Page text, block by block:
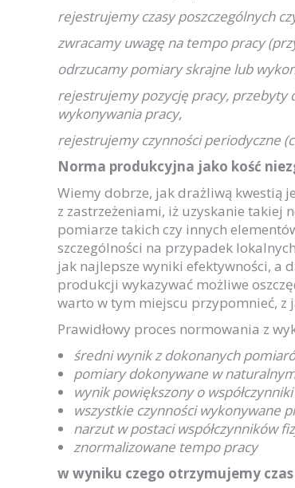
rejestrujemy czasy poszczególnych
zwracamy uwagę na tempo pracy
odrzucamy pomiary skrajne lub
rejestrujemy pozycję pracy, przebyty
wykonywania pracy,
rejestrujemy czynności periodyczne
Norma produkcyjna jako kość
Wiemy dobrze, jak drażliwą kwestią
z zastrzeżeniami, iż uzyskanie takiej
pomiarze takich czy innych
szczególności na przypadek
jak najlepsze wyniki efektywności, a
produkcji wykazywać możliwe
warto w tym miejscu przypomnieć,
Prawidłowy proces normowania z
średni wynik z dokonanych
pomiary dokonywane w
wynik powiększony o
wszystkie czynności wykonywane
narzut w postaci współczynników
znormalizowane tempo pracy
w wyniku czego otrzymujemy